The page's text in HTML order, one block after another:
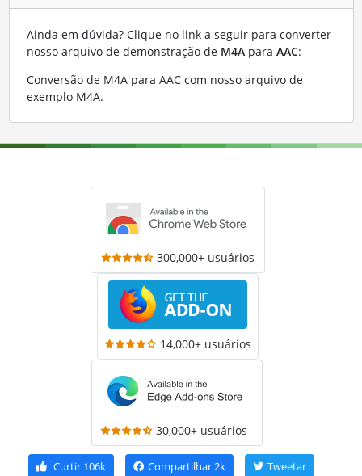
Ainda em dúvida? Clique no link a seguir para converter
nosso arquivo de demonstração de M4Apara AAC:
Conversão de M4A para AAC com nosso arquivo de
exemplo M4A.
300,000+ usuários
14,000+ usuários
30,000+ usuários
Curtir 106k Compartilhar2k Tweetar